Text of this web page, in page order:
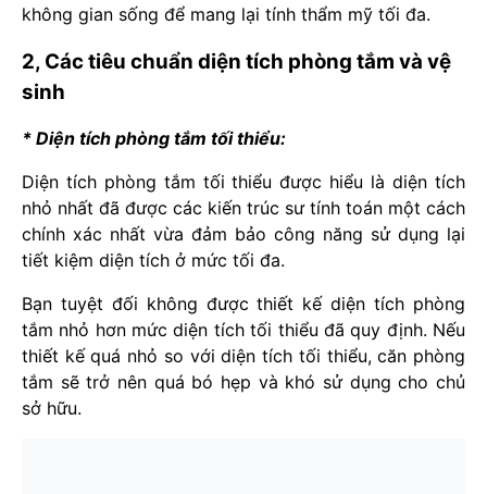
không gian sống để mang lại tính thẩm mỹ tối đa.
2, Các tiêu chuẩn diện tích phòng tắm và vệ
sinh
* Diện tích phòng tắm tối thiểu:
Diện tích phòng tắm tối thiểu được hiểu là diện tích
nhỏ nhất đã được các kiến trúc sư tính toán một cách
chính xác nhất vừa đảm bảo công năng sử dụng lại
tiết kiệm diện tích ở mức tối đa.
Bạn tuyệt đối không được thiết kế diện tích phòng
tắm nhỏ hơn mức diện tích tối thiểu đã quy định. Nếu
thiết kế quá nhỏ so với diện tích tối thiểu, căn phòng
tắm sẽ trở nên quá bó hẹp và khó sử dụng cho chủ
sở hữu.